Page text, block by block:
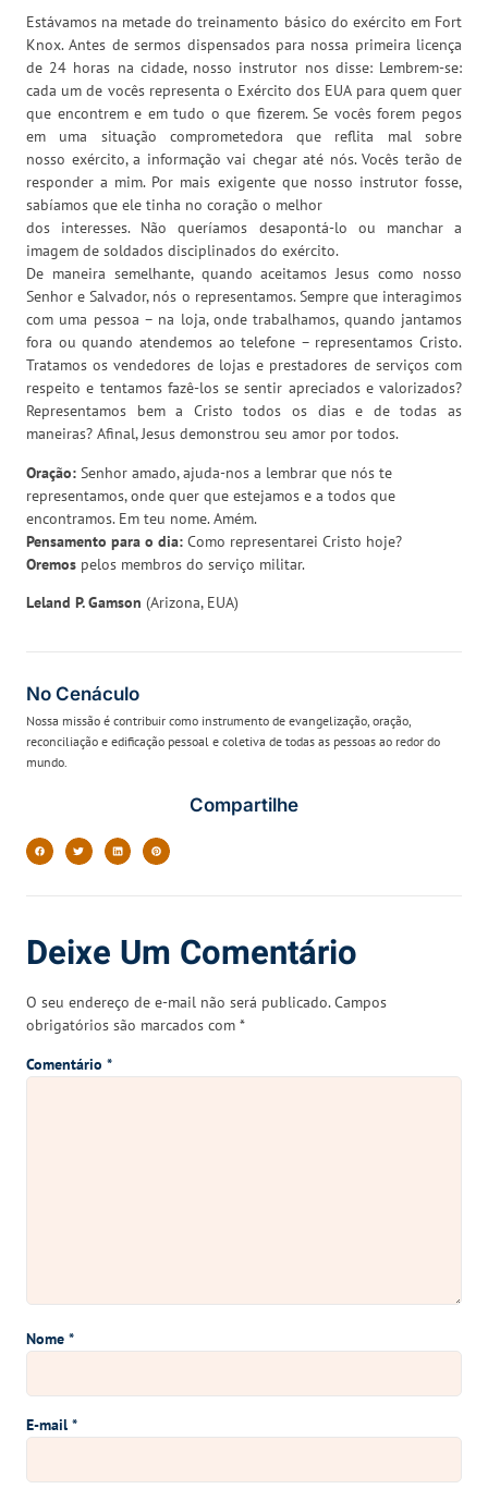
Estávamos na metade do treinamento básico do exército em Fort
Knox. Antes de sermos dispensados para nossa primeira licença
de 24 horas na cidade, nosso instrutor nos disse: Lembrem-se:
cada um de vocês representa o Exército dos EUA para quem quer
que encontrem e em tudo o que fizerem. Se vocês forem pegos
em uma situação comprometedora que reflita mal sobre
nosso exército, a informação vai chegar até nós. Vocês terão de
responder a mim. Por mais exigente que nosso instrutor fosse,
sabíamos que ele tinha no coração o melhor
dos interesses. Não queríamos desapontá-lo ou manchar a
imagem de soldados disciplinados do exército.
De maneira semelhante, quando aceitamos Jesus como nosso
Senhor e Salvador, nós o representamos. Sempre que interagimos
com uma pessoa – na loja, onde trabalhamos, quando jantamos
fora ou quando atendemos ao telefone – representamos Cristo.
Tratamos os vendedores de lojas e prestadores de serviços com
respeito e tentamos fazê-los se sentir apreciados e valorizados?
Representamos bem a Cristo todos os dias e de todas as
maneiras? Afinal, Jesus demonstrou seu amor por todos.
Oração: Senhor amado, ajuda-nos a lembrar que nós te
representamos, onde quer que estejamos e a todos que
encontramos. Em teu nome. Amém.
Pensamento para o dia: Como representarei Cristo hoje?
Oremos pelos membros do serviço militar.
Leland P. Gamson (Arizona, EUA)
No Cenáculo
Nossa missão é contribuir como instrumento de evangelização, oração,
reconciliação e edificação pessoal e coletiva de todas as pessoas ao redor do
mundo.
Compartilhe
Deixe Um Comentário
O seu endereço de e-mail não será publicado. Campos
obrigatórios são marcados com *
Comentário *
Nome *
E-mail *